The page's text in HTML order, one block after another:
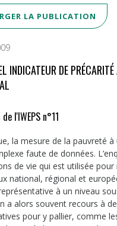
LA PUBLICATION
INDICATEUR DE
l'IWEPS n°11
la mesure de la pauvreté
faute de données.
de vie qui est utilisée
national, régional et
à un niveau
a alors souvent recours à
pour y pallier, comme